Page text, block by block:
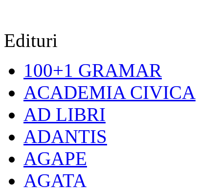
Edituri
100+1 GRAMAR
ACADEMIA CIVICA
AD LIBRI
ADANTIS
AGAPE
AGATA